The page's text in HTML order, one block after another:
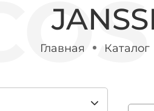
Главная Каталог